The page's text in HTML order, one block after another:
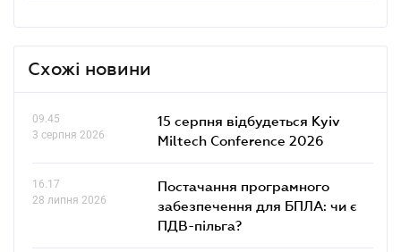
Схожі новини
09.45
3 серпня 2026
15 серпня відбудеться Kyiv
Miltech Conference 2026
16.17
28 липня 2026
Постачання програмного
забезпечення для БПЛА: чи є
ПДВ-пільга?